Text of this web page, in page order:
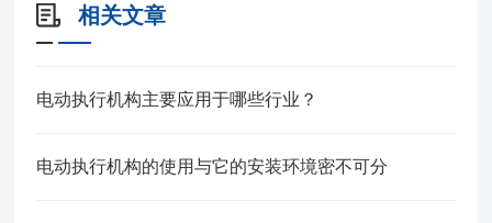
相关文章
电动执行机构主要应用于哪些行业？
电动执行机构的使用与它的安装环境密不可分